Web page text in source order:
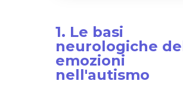
1. Le basi
neurologiche
emozioni
nell'autismo